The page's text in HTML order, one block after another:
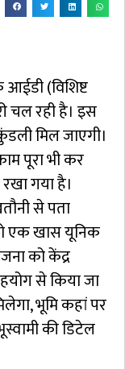
(विशिष्ट
चल रही है। इस
मिल जाएगी।
पूरा भी कर
गया है।
से पता
एक खास यूनिक
को केंद्र
से किया जा
भूमि कहां पर
की डिटेल